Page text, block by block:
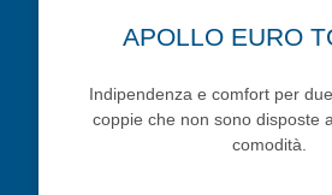
APOLLO EURO
Indipendenza e comfort per
coppie che non sono disposte
comodità.